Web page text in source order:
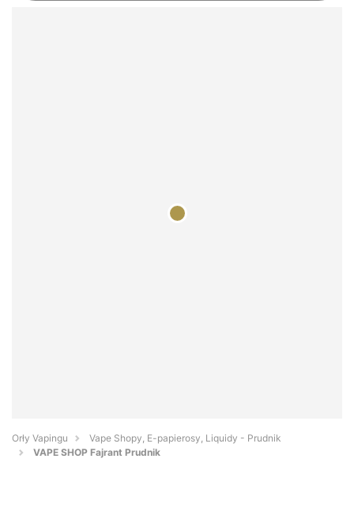
Orły Vapingu
Vape Shopy, E-papierosy, Liquidy - Prudnik
VAPE SHOP Fajrant Prudnik